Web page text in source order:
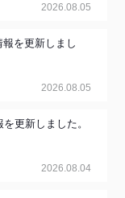
2026.08.05
を更新しまし
2026.08.05
更新しました。
2026.08.04